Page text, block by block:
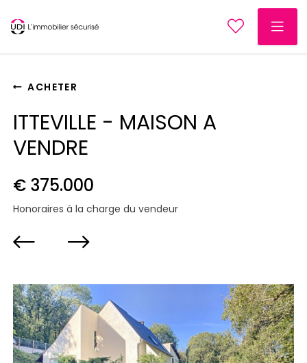
ACHETER
ITTEVILLE - MAISON A
VENDRE
€ 375.000
Honoraires à la charge du vendeur